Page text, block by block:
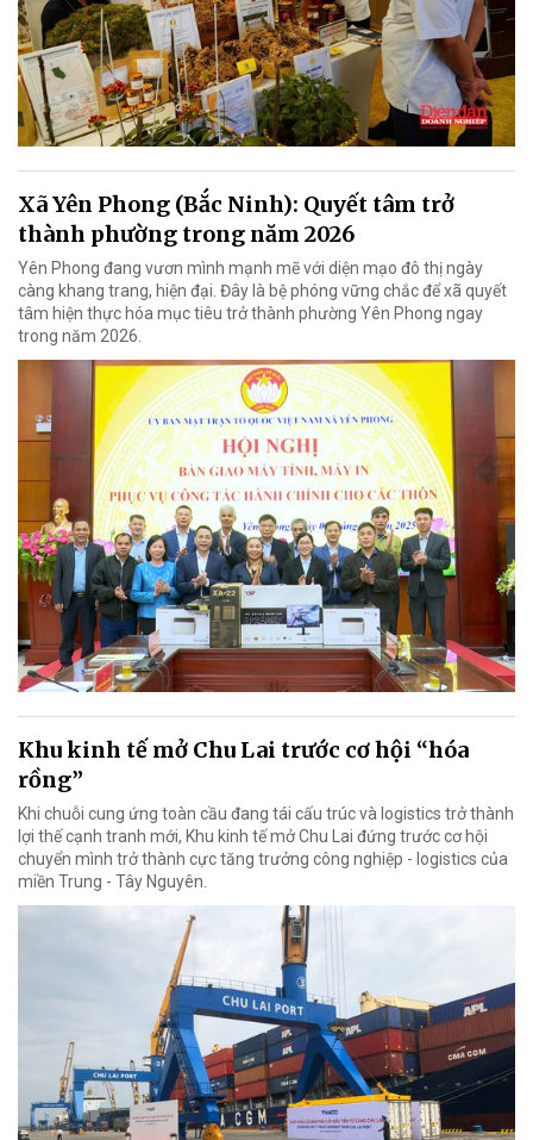
Xã Yên Phong (Bắc Ninh): Quyết tâm trở
thành phường trong năm 2026
Yên Phong đang vươn mình mạnh mẽ với diện mạo đô thị ngày
càng khang trang, hiện đại. Đây là bệ phóng vững chắc để xã quyết
tâm hiện thực hóa mục tiêu trở thành phường Yên Phong ngay
trong năm 2026.
Khu kinh tế mở Chu Lai trước cơ hội “hóa
rồng”
Khi chuỗi cung ứng toàn cầu đang tái cấu trúc và logistics trở thành
lợi thế cạnh tranh mới, Khu kinh tế mở Chu Lai đứng trước cơ hội
chuyển mình trở thành cực tăng trưởng công nghiệp - logistics của
miền Trung - Tây Nguyên.